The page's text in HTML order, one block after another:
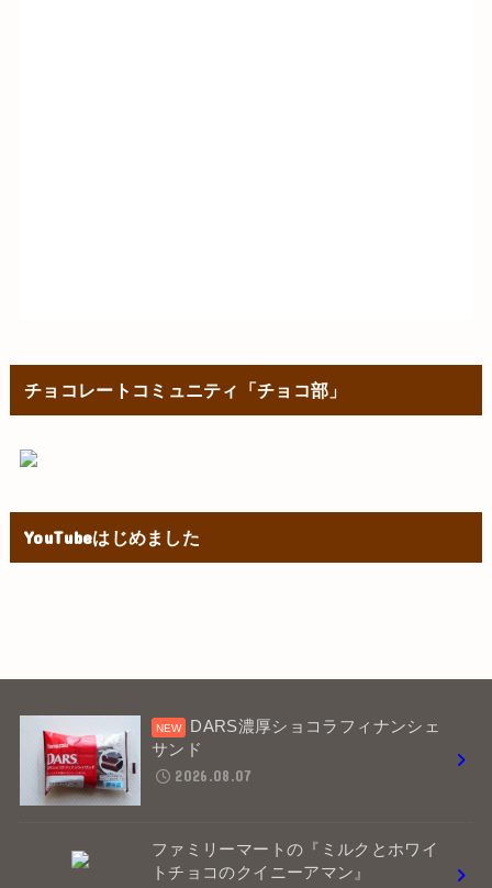
サンド
スタバ店舗限定の『チョコレートドー
ナツボール』
シャトレーゼ冷やし生チョコ大福